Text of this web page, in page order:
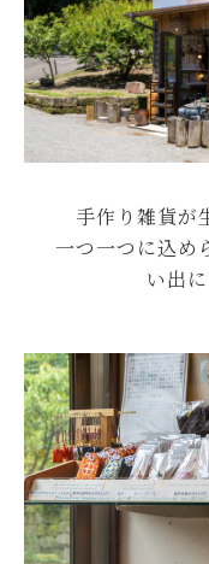
手作り雑貨が
一つ一つに込め
い出